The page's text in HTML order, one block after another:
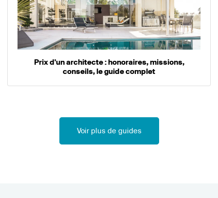
Prix d'un architecte : honoraires, missions,
conseils, le guide complet
Voir plus de guides